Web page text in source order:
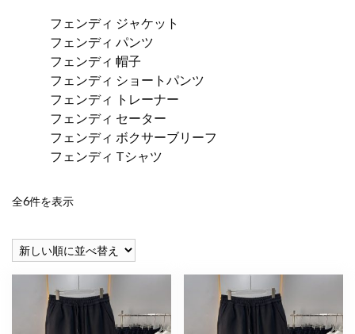
フェンディ ジャケット
フェンディ パンツ
フェンディ 帽子
フェンディ ショートパンツ
フェンディ トレーナー
フェンディ セーター
フェンディ ボクサーブリーフ
フェンディ Tシャツ
全6件を表示新
い
順